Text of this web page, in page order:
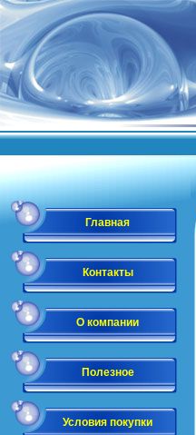
Главная
Контакты
О компании
Полезное
Условия покупки